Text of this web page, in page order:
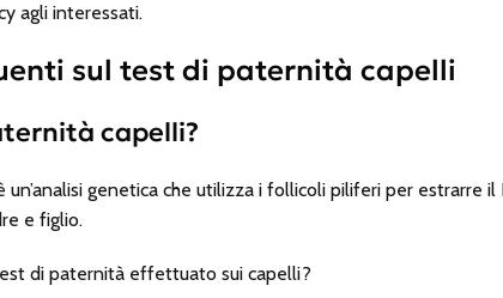
agli interessati.
sul test di paternità capelli
capelli?
genetica che utilizza i follicoli piliferi per estrarre
e figlio.
di paternità effettuato sui capelli?